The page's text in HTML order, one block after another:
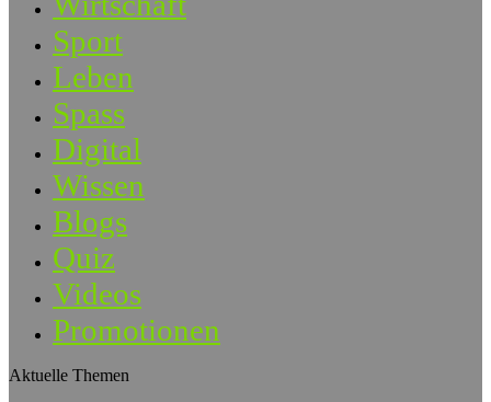
Sport
Leben
Spass
Digital
Wissen
Blogs
Quiz
Videos
Promotionen
Aktuelle Themen